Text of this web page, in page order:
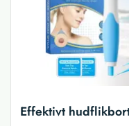
Effektivt